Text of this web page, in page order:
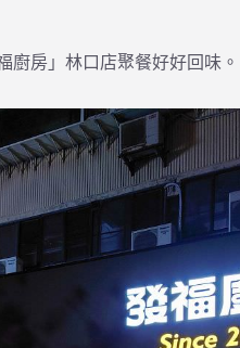
廚房」林口店聚餐好好回味。